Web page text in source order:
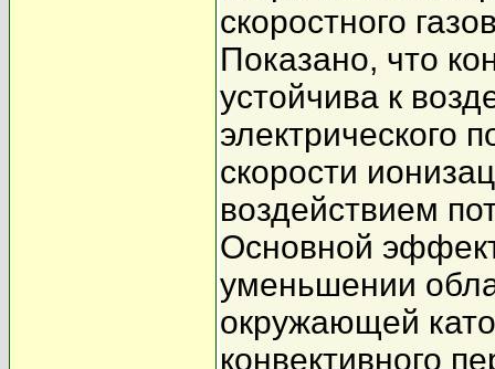
скоростного
Показано, что
устойчива к
электрического
скорости
воздействием
Основной
уменьшении
окружающей
конвективного